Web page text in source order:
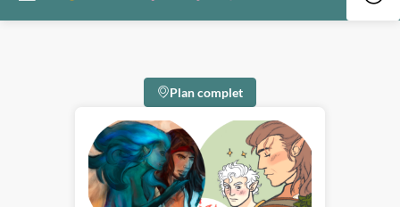
Plan complet